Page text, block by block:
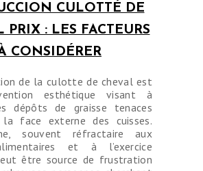
CULOTTÉ DE
PRIX : LES FACTEURS
CONSIDÉRER
de la culotte de cheval est
esthétique visant à
dépôts de graisse tenaces
face externe des cuisses.
souvent réfractaire aux
et à l’exercice
être source de frustration